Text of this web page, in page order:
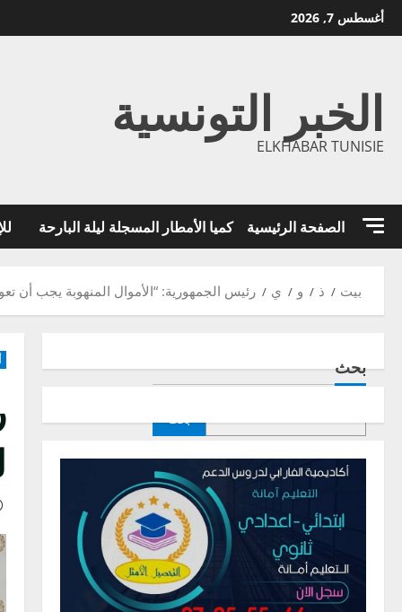
تخطي
إلى
أغسطس 7, 2026
الخبر التونسية
ELKHABAR TUNISIE
الصفحة الرئيسية كميا الأمطار المسجلة ليلة البارحة
بيت ذ و ي رئيس الجمهورية: “الأموال المنهوبة يجب أن
بحث
بحث